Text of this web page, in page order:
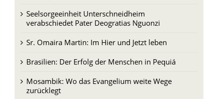
Seelsorgeeinheit Unterschneidheim
verabschiedet Pater Deogratias Nguonzi
Sr. Omaira Martin: Im Hier und Jetzt leben
Brasilien: Der Erfolg der Menschen in Pequiá
Mosambik: Wo das Evangelium weite Wege
zurücklegt